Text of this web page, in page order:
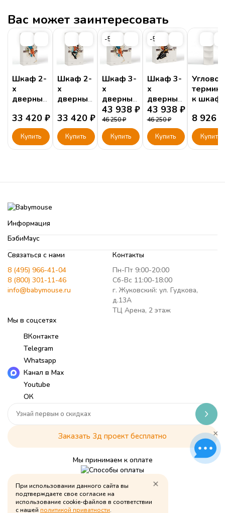
Вас может заинтересовать
Шкаф 2-
х
дверный
Roller
33 420 ₽
Купить
Шкаф 2-
х
дверный
Skate
33 420 ₽
Купить
-5%
Шкаф 3-
х
дверный
"Extreme"
Roller
43 938 ₽
46 250₽
Купить
-5%
Шкаф 3-
х
дверный
"Extreme"
Moto
43 938 ₽
46 250₽
Купить
Угловой
к
8 926
Купить
Информация
БэбиМаус
Связаться с нами
8 (495) 966-41-04
8 (800) 301-11-46
info@babymouse.ru
Контакты
Пн-Пт 9:00-20:00
Сб-Вс 11:00-18:00
г. Жуковский: ул. Гудкова,
д.13А
ТЦ Арена, 2 этаж
Мы в соцсетях
ВКонтакте
Telegram
Whatsapp
Канал в Max
Youtube
ОК
Заказать 3д проект бесплатно
Мы принимаем к оплате
Политика обработки персональных данных
© Babymouse, 2026
При использовании данного сайта вы
подтверждаете свое согласие на
использование cookie-файлов в соответствии
с нашей политикой приватности.
×